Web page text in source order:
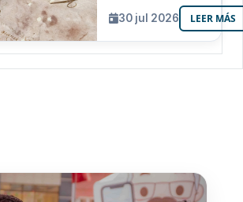
UMSA
resguarda 6
joyas de la
30 jul 2026 LEER MÁS